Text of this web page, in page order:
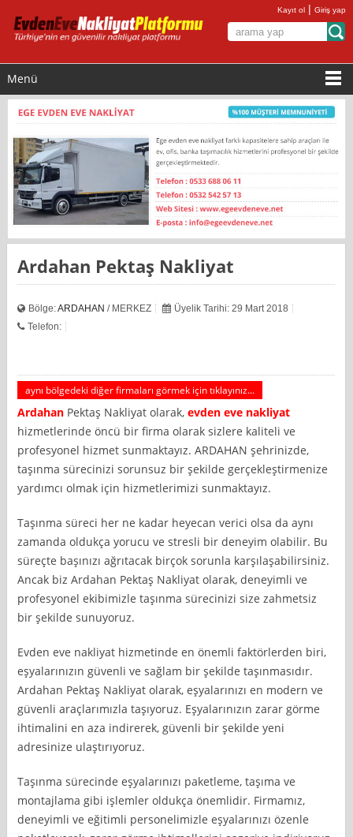
Kayıt ol |Giriş yap
Menü
Ardahan Pektaş Nakliyat
Bölge:ARDAHAN / MERKEZ
Üyelik Tarihi: 29 Mart 2018
Telefon:
aynı bölgedeki diğer firmaları görmek için tıklayınız...
Ardahan Pektaş Nakliyat olarak,evden eve nakliyat
hizmetlerinde öncü bir firma olarak sizlere kaliteli ve
profesyonel hizmet sunmaktayız. ARDAHAN şehrinizde,
taşınma sürecinizi sorunsuz bir şekilde gerçekleştirmenize
yardımcı olmak için hizmetlerimizi sunmaktayız.
Taşınma süreci her ne kadar heyecan verici olsa da aynı
zamanda oldukça yorucu ve stresli bir deneyim olabilir. Bu
süreçte başınızı ağrıtacak birçok sorunla karşılaşabilirsiniz.
Ancak biz Ardahan Pektaş Nakliyat olarak, deneyimli ve
profesyonel ekibimizle taşınma sürecinizi size zahmetsiz
bir şekilde sunuyoruz.
Evden eve nakliyat hizmetinde en önemli faktörlerden biri,
eşyalarınızın güvenli ve sağlam bir şekilde taşınmasıdır.
Ardahan Pektaş Nakliyat olarak, eşyalarınızı en modern ve
güvenli araçlarımızla taşıyoruz. Eşyalarınızın zarar görme
ihtimalini en aza indirerek, güvenli bir şekilde yeni
adresinize ulaştırıyoruz.
Taşınma sürecinde eşyalarınızı paketleme, taşıma ve
montajlama gibi işlemler oldukça önemlidir. Firmamız,
deneyimli ve eğitimli personelimizle eşyalarınızı özenle